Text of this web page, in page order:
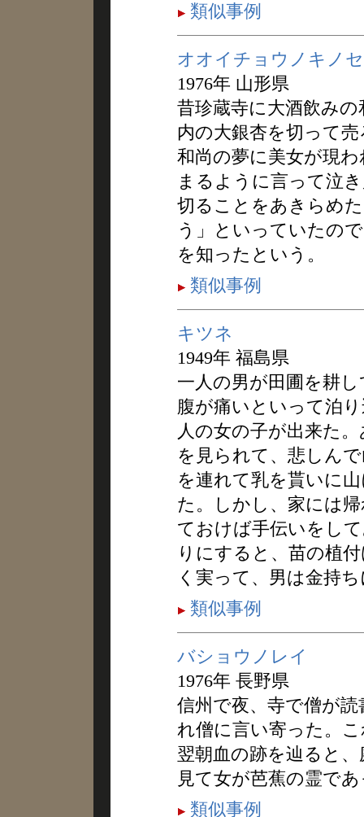
類似事例
オオイチョウノキノ
1976年 山形県
昔珍蔵寺に大酒飲み
内の大銀杏を切って
和尚の夢に美女が現
まるように言って泣
切ることをあきらめ
う」といっていたの
を知ったという。
類似事例
キツネ
1949年 福島県
一人の男が田圃を耕
腹が痛いといって泊
人の女の子が出来た
を見られて、悲しん
を連れて乳を貰いに
た。しかし、家には
ておけば手伝いをし
りにすると、苗の植
く実って、男は金持
類似事例
バショウノレイ
1976年 長野県
信州で夜、寺で僧が
れ僧に言い寄った。
翌朝血の跡を辿ると
見て女が芭蕉の霊で
類似事例